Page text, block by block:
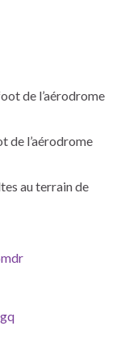
de l’aérodrome
de l’aérodrome
au terrain de